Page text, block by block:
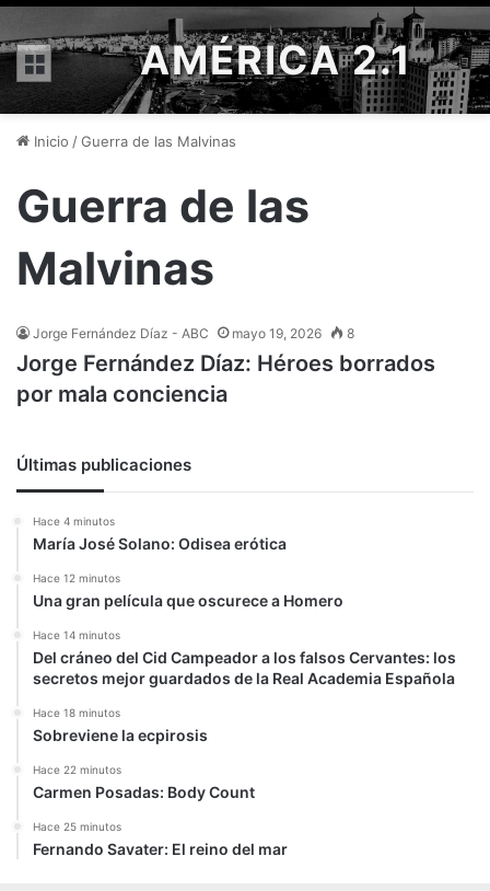
Menú AMÉRICA 2.1
Inicio /Guerra de las Malvinas
Guerra de las
Malvinas
Jorge Fernández Díaz - ABC mayo 19, 2026 8
Jorge Fernández Díaz: Héroes borrados
por mala conciencia
Últimas publicaciones
Hace 4 minutos
María José Solano: Odisea erótica
Hace 12 minutos
Una gran película que oscurece a Homero
Hace 14 minutos
Del cráneo del Cid Campeador a los falsos Cervantes: los
secretos mejor guardados de la Real Academia Española
Hace 18 minutos
Sobreviene la ecpirosis
Hace 22 minutos
Carmen Posadas: Body Count
Hace 25 minutos
Fernando Savater: El reino del mar